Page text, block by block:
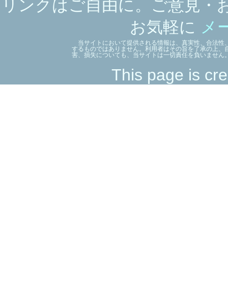
リンクはご自由に。ご意見・
お気軽に メ
当サイトにおいて提供される情報は、真実性、合法性
するものではありません。利用者はその旨を了承の上
害、損失についても、当サイトは一切責任を負いません
This page is